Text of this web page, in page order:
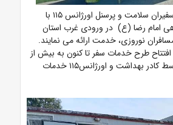
مراقبین سلامت، سفیران سلامت و پرسنل اورژانس ۱۱۵ با
امام رضا (ع) در ورودی غرب استان
نوروزی، خدمت ارائه می نمایند.
طرح خدمات سفر تا کنون به بیش از
۱۰۰ نفر از مسافران توسط کادر بهداشت و اورژانس۱۱۵ خدمات